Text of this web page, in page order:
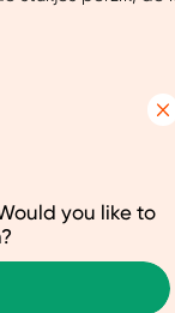
je relevante
We
Meer weten?
you like to